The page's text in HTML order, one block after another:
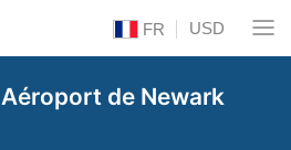
FR USD
Aéroport de Newark